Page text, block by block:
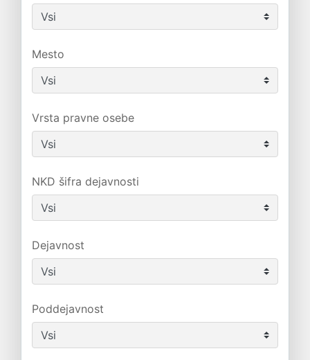
Mesto
Vrsta pravne osebe
NKD šifra dejavnosti
Dejavnost
Poddejavnost